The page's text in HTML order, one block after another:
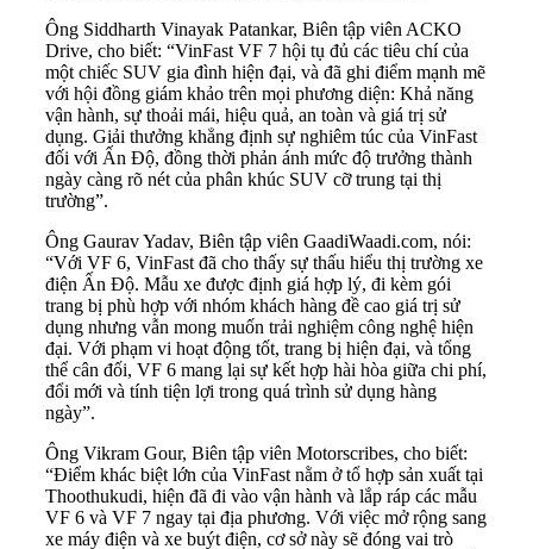
Ông Siddharth Vinayak Patankar, Biên tập viên ACKO
Drive, cho biết: “VinFast VF 7 hội tụ đủ các tiêu chí của
một chiếc SUV gia đình hiện đại, và đã ghi điểm mạnh mẽ
với hội đồng giám khảo trên mọi phương diện: Khả năng
vận hành, sự thoải mái, hiệu quả, an toàn và giá trị sử
dụng. Giải thưởng khẳng định sự nghiêm túc của VinFast
đối với Ấn Độ, đồng thời phản ánh mức độ trưởng thành
ngày càng rõ nét của phân khúc SUV cỡ trung tại thị
trường”.
Ông Gaurav Yadav, Biên tập viên GaadiWaadi.com, nói:
“Với VF 6, VinFast đã cho thấy sự thấu hiểu thị trường xe
điện Ấn Độ. Mẫu xe được định giá hợp lý, đi kèm gói
trang bị phù hợp với nhóm khách hàng đề cao giá trị sử
dụng nhưng vẫn mong muốn trải nghiệm công nghệ hiện
đại. Với phạm vi hoạt động tốt, trang bị hiện đại, và tổng
thể cân đối, VF 6 mang lại sự kết hợp hài hòa giữa chi phí,
đổi mới và tính tiện lợi trong quá trình sử dụng hàng
ngày”.
Ông Vikram Gour, Biên tập viên Motorscribes, cho biết:
“Điểm khác biệt lớn của VinFast nằm ở tổ hợp sản xuất tại
Thoothukudi, hiện đã đi vào vận hành và lắp ráp các mẫu
VF 6 và VF 7 ngay tại địa phương. Với việc mở rộng sang
xe máy điện và xe buýt điện, cơ sở này sẽ đóng vai trò